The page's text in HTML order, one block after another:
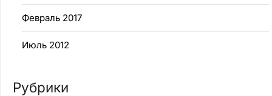
Февраль 2017
Июль 2012
Рубрики